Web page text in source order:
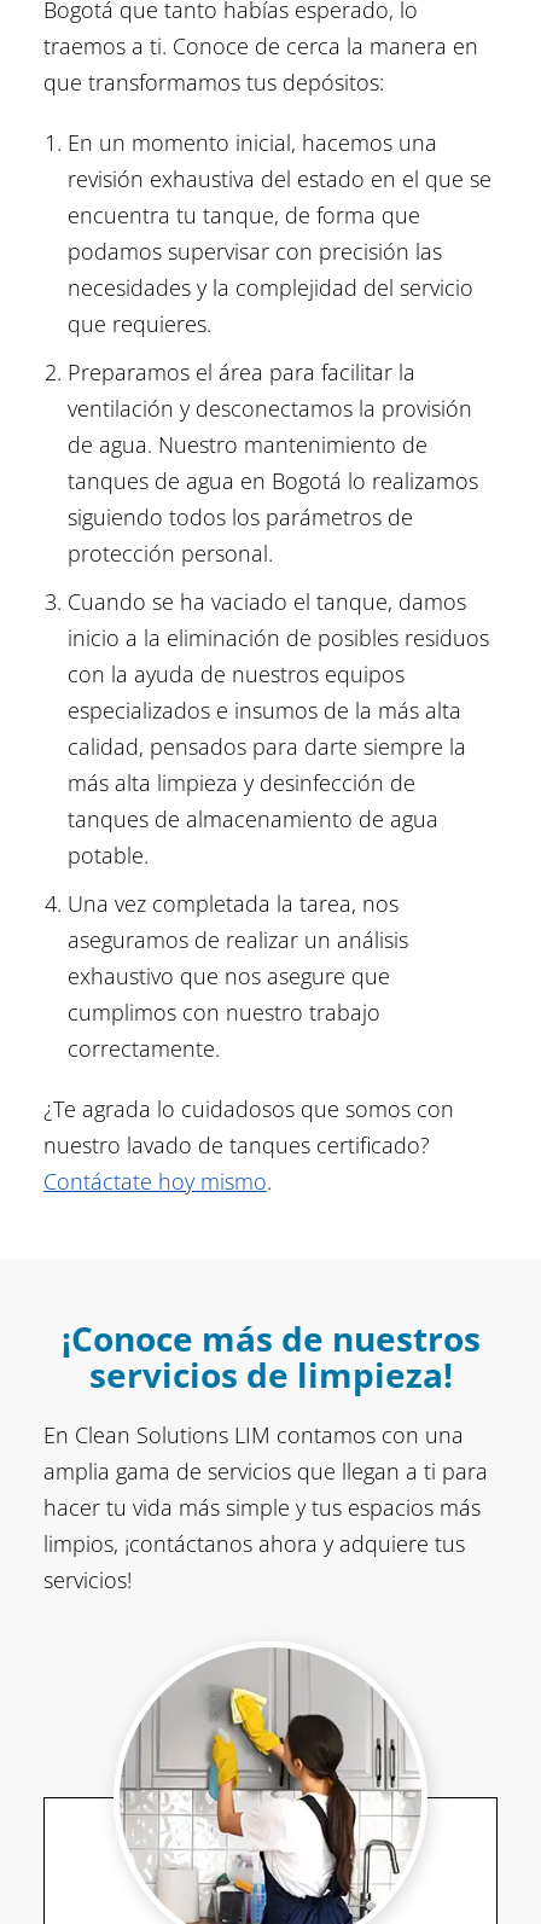
Bogotá que tanto habías esperado, lo
traemos a ti. Conoce de cerca la manera en
que transformamos tus depósitos:
En un momento inicial, hacemos una
revisión exhaustiva del estado en el que se
encuentra tu tanque, de forma que
podamos supervisar con precisión las
necesidades y la complejidad del servicio
que requieres.
Preparamos el área para facilitar la
ventilación y desconectamos la provisión
de agua. Nuestro mantenimiento de
tanques de agua en Bogotá lo realizamos
siguiendo todos los parámetros de
protección personal.
Cuando se ha vaciado el tanque, damos
inicio a la eliminación de posibles residuos
con la ayuda de nuestros equipos
especializados e insumos de la más alta
calidad, pensados para darte siempre la
más alta limpieza y desinfección de
tanques de almacenamiento de agua
potable.
Una vez completada la tarea, nos
aseguramos de realizar un análisis
exhaustivo que nos asegure que
cumplimos con nuestro trabajo
correctamente.
¿Te agrada lo cuidadosos que somos con
nuestro lavado de tanques certificado?
Contáctate hoy mismo.
¡Conoce más de nuestros
servicios de limpieza!
En Clean Solutions LIM contamos con una
amplia gama de servicios que llegan a ti para
hacer tu vida más simple y tus espacios más
limpios, ¡contáctanos ahora y adquiere tus
servicios!